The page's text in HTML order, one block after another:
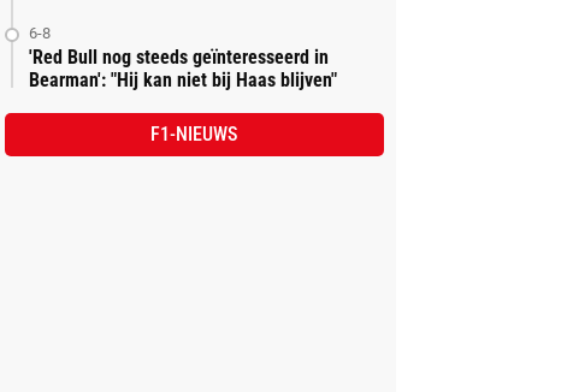
6-8
'Red Bull nog steeds geïnteresseerd in
Bearman': "Hij kan niet bij Haas blijven"
F1-NIEUWS